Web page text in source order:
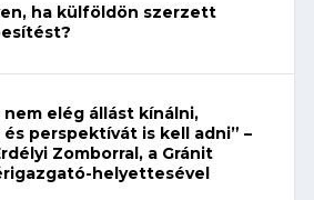
ha külföldön szerzett
nem elég állást kínálni,
perspektívát is kell adni” –
Zomborral, a Gránit
helyettesével